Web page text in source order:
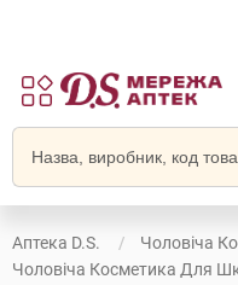
Аптека D.S.
Чоловіча
Чоловіча Косметика Для